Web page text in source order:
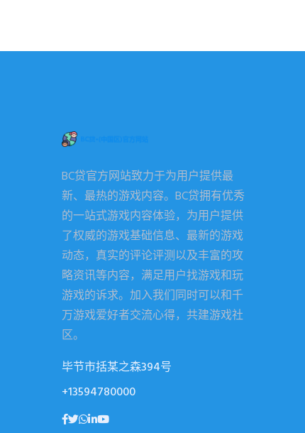
BC贷官方网站致力于为用户提供最
新、最热的游戏内容。BC贷拥有优秀
的一站式游戏内容体验，为用户提供
了权威的游戏基础信息、最新的游戏
动态，真实的评论评测以及丰富的攻
略资讯等内容，满足用户找游戏和玩
游戏的诉求。加入我们同时可以和千
万游戏爱好者交流心得，共建游戏社
区。
毕节市括某之森394号
+13594780000